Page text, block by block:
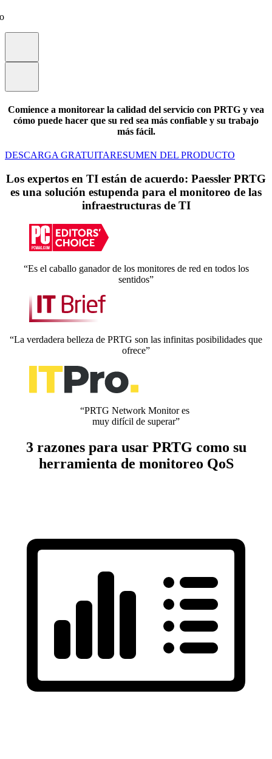
Comience a monitorear la calidad del servicio con PRTG y vea
cómo puede hacer que su red sea más confiable y su trabajo
más fácil.
DESCARGA GRATUITARESUMEN DEL PRODUCTO
Los expertos en TI están de acuerdo: Paessler PRTG
es una solución estupenda para el monitoreo de las
infraestructuras de TI
“Es el caballo ganador de los monitores de red en todos los
sentidos”
“La verdadera belleza de PRTG son las infinitas posibilidades que
ofrece”
“PRTG Network Monitor es
muy difícil de superar”
3 razones para usar PRTG como su
herramienta de monitoreo QoS